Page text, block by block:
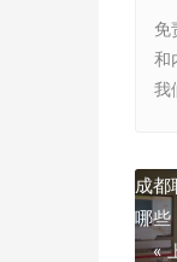
免
和
我
成都
哪些
«